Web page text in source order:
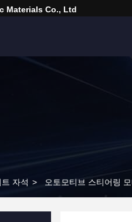
Materials Co., Ltd
자석 > 오토모티브 스티어링